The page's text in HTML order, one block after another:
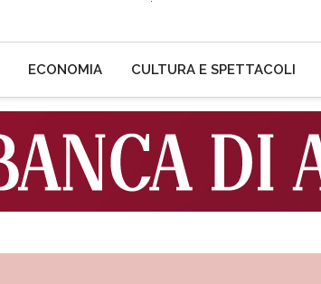
ECONOMIA CULTURA E SPETTACOLI